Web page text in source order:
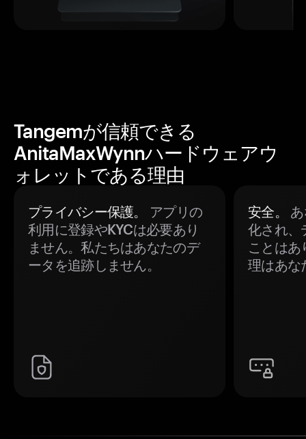
Tangemが信頼できる
AnitaMaxWynnハードウェアウ
ォレットである理由
プライバシー保護。
アプリの
利用に登録やKYCは必要あり
ません。私たちはあなたのデ
ータを追跡しません。
安全。
化され、
ことはあ
理はあな